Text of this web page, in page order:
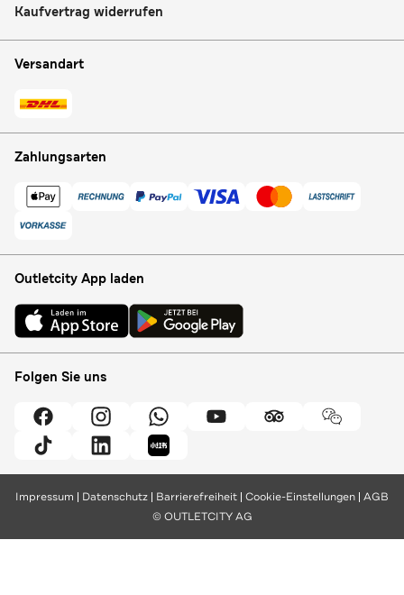
Kaufvertrag widerrufen
Versandart
Zahlungsarten
Outletcity App laden
Folgen Sie uns
Impressum Datenschutz Barrierefreiheit Cookie-Einstellungen AGB
© OUTLETCITY AG